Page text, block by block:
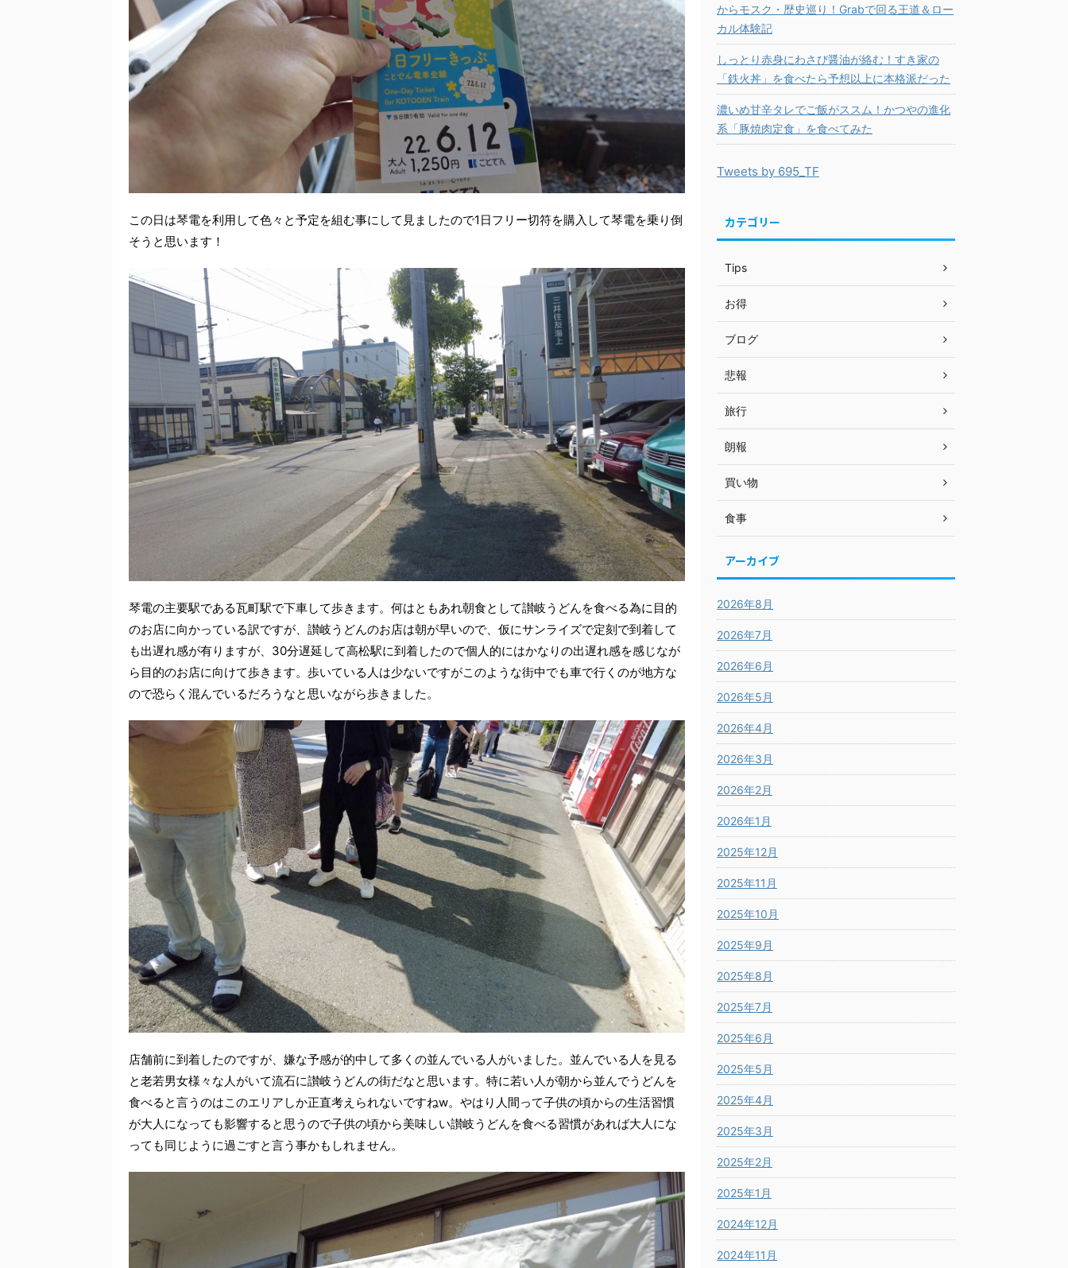
この日は琴電を利用して色々と予定を組む事にして見ましたので1日フリー切符を購入して琴電を乗り倒
そうと思います！
琴電の主要駅である瓦町駅で下車して歩きます。何はともあれ朝食として讃岐うどんを食べる為に目的
のお店に向かっている訳ですが、讃岐うどんのお店は朝が早いので、仮にサンライズで定刻で到着して
も出遅れ感が有りますが、30分遅延して高松駅に到着したので個人的にはかなりの出遅れ感を感じなが
ら目的のお店に向けて歩きます。歩いている人は少ないですがこのような街中でも車で行くのが地方な
ので恐らく混んでいるだろうなと思いながら歩きました。
店舗前に到着したのですが、嫌な予感が的中して多くの並んでいる人がいました。並んでいる人を見る
と老若男女様々な人がいて流石に讃岐うどんの街だなと思います。特に若い人が朝から並んでうどんを
食べると言うのはこのエリアしか正直考えられないですねw。やはり人間って子供の頃からの生活習慣
が大人になっても影響すると思うので子供の頃から美味しい讃岐うどんを食べる習慣があれば大人にな
っても同じように過ごすと言う事かもしれません。
からモスク・歴史巡り！Grabで回る王道＆ロー
カル体験記
しっとり赤身にわさび醤油が絡む！すき家の
「鉄火丼」を食べたら予想以上に本格派だった
濃いめ甘辛タレでご飯がススム！かつやの進化
系「豚焼肉定食」を食べてみた
Tweets by 695_TF
カテゴリー
Tips
お得
ブログ
悲報
旅行
朗報
買い物
食事
アーカイブ
2026年8月
2026年7月
2026年6月
2026年5月
2026年4月
2026年3月
2026年2月
2026年1月
2025年12月
2025年11月
2025年10月
2025年9月
2025年8月
2025年7月
2025年6月
2025年5月
2025年4月
2025年3月
2025年2月
2025年1月
2024年12月
2024年11月